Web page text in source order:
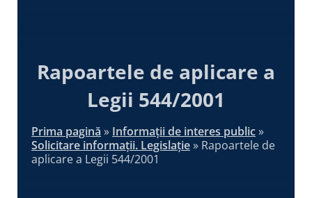
Rapoartele de aplicare a
Legii 544/2001
Prima pagină » Informații de interes public»
Solicitare informații. Legislație» Rapoartele de
aplicare a Legii 544/2001